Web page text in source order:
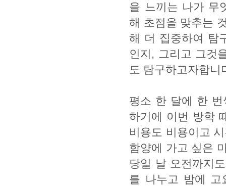
을 느끼는 나가 무
해 초점을 맞추는
해 더 집중하여 탐
인지, 그리고 그것
도 탐구하고자합니
평소 한 달에 한
하기에 이번 방학
비용도 비용이고
함양에 가고 싶은
당일 날 오전까지
를 나누고 밤에 고